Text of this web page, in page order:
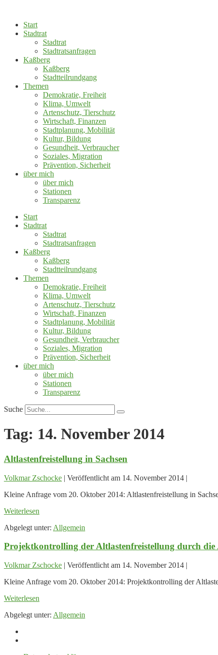
springenStart
Stadtrat
Stadtrat
Stadtratsanfragen
Kaßberg
Kaßberg
Stadtteilrundgang
Themen
Demokratie, Freiheit
Klima, Umwelt
Artenschutz, Tierschutz
Wirtschaft, Finanzen
Stadtplanung, Mobilität
Kultur, Bildung
Gesundheit, Verbraucher
Soziales, Migration
Prävention, Sicherheit
über mich
über mich
Stationen
Transparenz
Start
Stadtrat
Stadtrat
Stadtratsanfragen
Kaßberg
Kaßberg
Stadtteilrundgang
Themen
Demokratie, Freiheit
Klima, Umwelt
Artenschutz, Tierschutz
Wirtschaft, Finanzen
Stadtplanung, Mobilität
Kultur, Bildung
Gesundheit, Verbraucher
Soziales, Migration
Prävention, Sicherheit
über mich
über mich
Stationen
Transparenz
Suche
Tag: 14. November 2014
Altlastenfreistellung in Sachsen
Volkmar Zschocke | Veröffentlicht am 14. November 2014 |
Kleine Anfrage vom 20. Oktober 2014: Altlastenfreistellung in
Weiterlesen
Sachsen
Abgelegt unter: Allgemein
Projektkontrolling der Altlastenfreistellung durch die
Volkmar Zschocke | Veröffentlicht am 14. November 2014 |
Kleine Anfrage vom 20. Oktober 2014: Projektkontrolling der
Weiterlesen
Altlastenfreistellung
Abgelegt unter: Allgemein